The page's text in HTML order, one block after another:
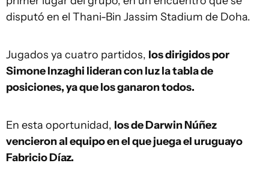
disputó en el Thani-Bin Jassim Stadium de Doha.
Jugados ya cuatro partidos, los dirigidos por
Simone Inzaghi lideran con luz la tabla de
posiciones, ya que los ganaron todos.
En esta oportunidad, los de Darwin Núñez
vencieron al equipo en el que juega el uruguayo
Fabricio Díaz.